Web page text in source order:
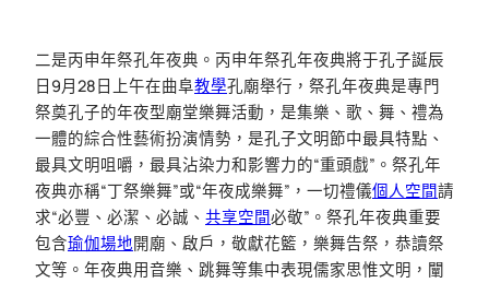
二是丙申年祭孔年夜典。丙申年祭孔年夜典將于孔子誕辰
日9月28日上午在曲阜教學孔廟舉行，祭孔年夜典是專門
祭奠孔子的年夜型廟堂樂舞活動，是集樂、歌、舞、禮為
一體的綜合性藝術扮演情勢，是孔子文明節中最具特點、
最具文明咀嚼，最具沾染力和影響力的“重頭戲”。祭孔年
夜典亦稱“丁祭樂舞”或“年夜成樂舞”，一切禮儀個人空間請
求“必豐、必潔、必誠、 共享空間必敬”。祭孔年夜典重要
包含瑜伽場地開廟、啟戶，敬獻花籃，樂舞告祭，恭讀祭
文等。年夜典用音樂、跳舞等集中表現儒家思惟文明，闡